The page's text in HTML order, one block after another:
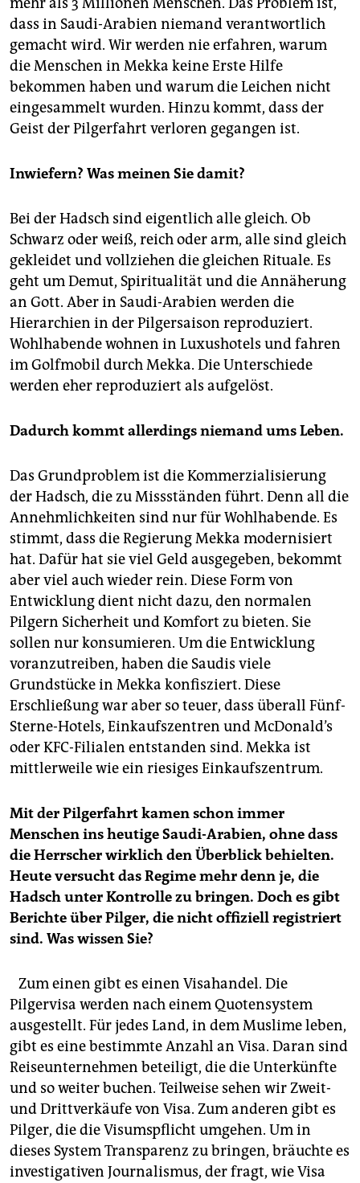
dass in Saudi-Arabien niemand verantwortlich
gemacht wird. Wir werden nie erfahren, warum
die Menschen in Mekka keine Erste Hilfe
bekommen haben und warum die Leichen nicht
eingesammelt wurden. Hinzu kommt, dass der
Geist der Pilgerfahrt verloren gegangen ist.
Inwiefern? Was meinen Sie damit?
Bei der Hadsch sind eigentlich alle gleich. Ob
Schwarz oder weiß, reich oder arm, alle sind gleich
gekleidet und vollziehen die gleichen Rituale. Es
geht um Demut, Spiritualität und die Annäherung
an Gott. Aber in Saudi-Arabien werden die
Hierarchien in der Pilgersaison reproduziert.
Wohlhabende wohnen in Luxushotels und fahren
im Golfmobil durch Mekka. Die Unterschiede
werden eher reproduziert als aufgelöst.
Dadurch kommt allerdings niemand ums Leben.
Das Grundproblem ist die Kommerzialisierung
der Hadsch, die zu Missständen führt. Denn all die
Annehmlichkeiten sind nur für Wohlhabende. Es
stimmt, dass die Regierung Mekka modernisiert
hat. Dafür hat sie viel Geld ausgegeben, bekommt
aber viel auch wieder rein. Diese Form von
Entwicklung dient nicht dazu, den normalen
Pilgern Sicherheit und Komfort zu bieten. Sie
sollen nur konsumieren. Um die Entwicklung
voranzutreiben, haben die Saudis viele
Grundstücke in Mekka konfisziert. Diese
Erschließung war aber so teuer, dass überall Fünf-
Sterne-Hotels, Einkaufszentren und McDonald’s
oder KFC-Filialen entstanden sind. Mekka ist
mittlerweile wie ein riesiges Einkaufszentrum.
Mit der Pilgerfahrt kamen schon immer
Menschen ins heutige Saudi-Arabien, ohne dass
die Herrscher wirklich den Überblick behielten.
Heute versucht das Regime mehr denn je, die
Hadsch unter Kontrolle zu bringen. Doch es gibt
Berichte über Pilger, die nicht offiziell registriert
sind. Was wissen Sie?
Zum einen gibt es einen Visa­handel. Die
Pilgervisa werden nach einem Quotensystem
ausgestellt. Für jedes Land, in dem Muslime leben,
gibt es eine bestimmte Anzahl an Visa. Daran sind
Reiseunternehmen beteiligt, die die Unterkünfte
und so weiter buchen. Teilweise sehen wir Zweit-
und Drittverkäufe von Visa. Zum anderen gibt es
Pilger, die die Visumspflicht umgehen. Um in
dieses System Transparenz zu bringen, bräuchte es
investigativen Journalismus, der fragt, wie Visa